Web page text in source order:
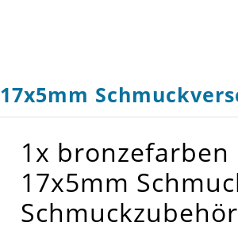
1x bronzefarben
17x5mm
Schmuckzubehör